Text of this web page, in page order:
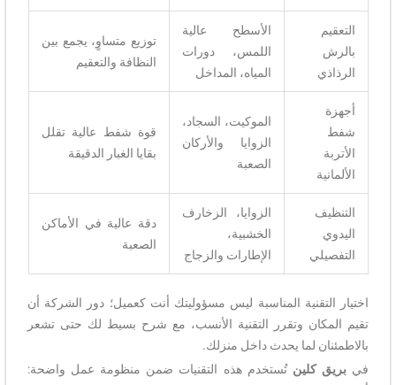
التعقيم
بالرش
الرذاذي
الأسطح عالية
اللمس، دورات
المياه، المداخل
توزيع متساوٍ، يجمع بين
النظافة والتعقيم
أجهزة
شفط
الأتربة
الألمانية
الموكيت، السجاد،
الزوايا والأركان
الصعبة
قوة شفط عالية تقلل
بقايا الغبار الدقيقة
التنظيف
اليدوي
التفصيلي
الزوايا، الزخارف
الخشبية،
الإطارات والزجاج
دقة عالية في الأماكن
الصعبة
اختيار التقنية المناسبة ليس مسؤوليتك أنت كعميل؛ دور الشركة أن
تقيم المكان وتقرر التقنية الأنسب، مع شرح بسيط لك حتى تشعر
بالاطمئنان لما يحدث داخل منزلك.
فيبريق كلين تُستخدم هذه التقنيات ضمن منظومة عمل واضحة: